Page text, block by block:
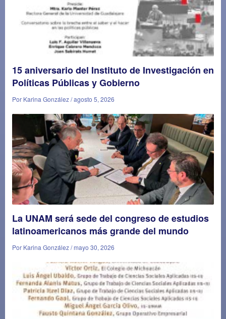
15 aniversario del Instituto de Investigación en
Políticas Públicas y Gobierno
Por Karina González / agosto 5, 2026
La UNAM será sede del congreso de estudios
latinoamericanos más grande del mundo
Por Karina González / mayo 30, 2026